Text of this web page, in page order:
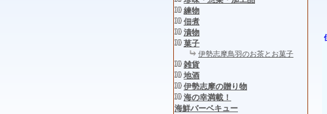
練物
佃煮
漬物
菓子
伊勢志摩鳥羽のお茶とお菓子
雑貨
地酒
伊勢志摩の贈り物
海の幸満載！
海鮮バーベキュー